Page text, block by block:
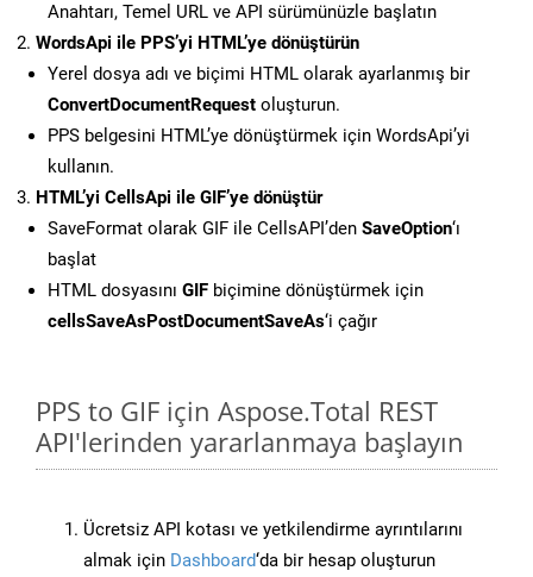
Anahtarı, Temel URL ve API sürümünüzle başlatın
WordsApi ile PPS’yi HTML’ye dönüştürün
Yerel dosya adı ve biçimi HTML olarak ayarlanmış bir
ConvertDocumentRequest oluşturun.
PPS belgesini HTML’ye dönüştürmek için WordsApi’yi
kullanın.
HTML’yi CellsApi ile GIF’ye dönüştür
SaveFormat olarak GIF ile CellsAPI’den SaveOption‘ı
başlat
HTML dosyasını GIF biçimine dönüştürmek için
cellsSaveAsPostDocumentSaveAs‘i çağır
PPS to GIF için Aspose.Total REST
API'lerinden yararlanmaya başlayın
Ücretsiz API kotası ve yetkilendirme ayrıntılarını
almak için Dashboard‘da bir hesap oluşturun